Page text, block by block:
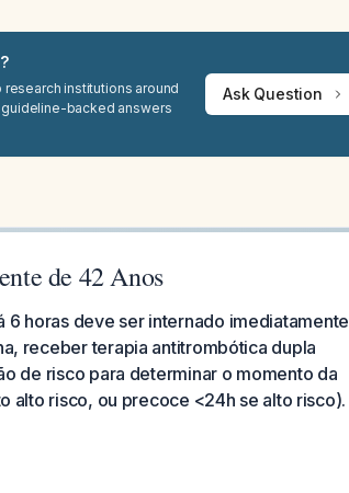
institutions around
backed answers
Ask Question
de 42 Anos
6 horas deve ser internado imediatamente
receber terapia antitrombótica dupla
de risco para determinar o momento da
alto risco, ou precoce <24h se alto risco).